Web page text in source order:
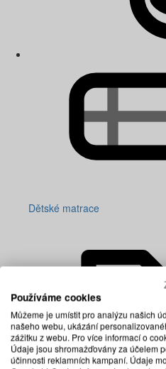
Dětské matrace
Používáme cookies
Můžeme je umístit pro analýzu našich
našeho webu, ukázání
zážitku z webu. Pro více informací o
Údaje jsou shromažďovány za účelem
účinnosti reklamních kampaní. Údaje